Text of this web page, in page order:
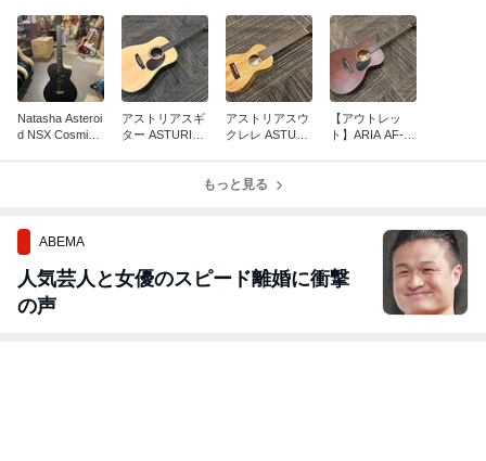
Natasha Asteroi
d NSX Cosmic
アストリアスギ
ター ASTURIAS
アストリアスウ
クレレ ASTURI
【アウトレッ
ト】ARIA AF-10
もっと見る
ABEMA
人気芸人と女優のスピード離婚に衝撃
の声